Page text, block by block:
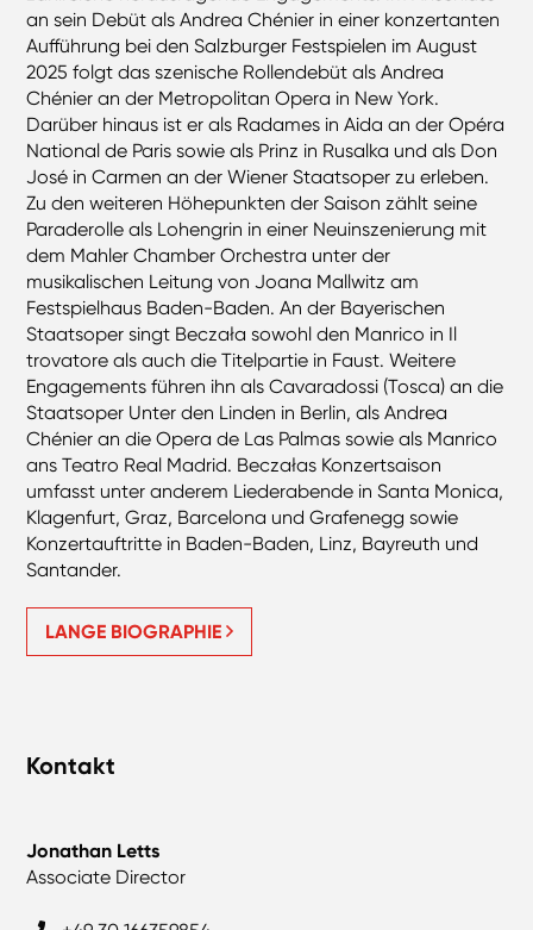
an sein Debüt als Andrea Chénier in einer konzertanten
Aufführung bei den Salzburger Festspielen im August
2025 folgt das szenische Rollendebüt als Andrea
Chénier an der Metropolitan Opera in New York.
Darüber hinaus ist er als Radames in Aida an der Opéra
National de Paris sowie als Prinz in Rusalka und als Don
José in Carmen an der Wiener Staatsoper zu erleben.
Zu den weiteren Höhepunkten der Saison zählt seine
Paraderolle als Lohengrin in einer Neuinszenierung mit
dem Mahler Chamber Orchestra unter der
musikalischen Leitung von Joana Mallwitz am
Festspielhaus Baden-Baden. An der Bayerischen
Staatsoper singt Beczała sowohl den Manrico in Il
trovatore als auch die Titelpartie in Faust. Weitere
Engagements führen ihn als Cavaradossi (Tosca) an die
Staatsoper Unter den Linden in Berlin, als Andrea
Chénier an die Opera de Las Palmas sowie als Manrico
ans Teatro Real Madrid. Beczałas Konzertsaison
umfasst unter anderem Liederabende in Santa Monica,
Klagenfurt, Graz, Barcelona und Grafenegg sowie
Konzertauftritte in Baden-Baden, Linz, Bayreuth und
Santander.
LANGE BIOGRAPHIE
Kontakt
Jonathan Letts
Associate Director